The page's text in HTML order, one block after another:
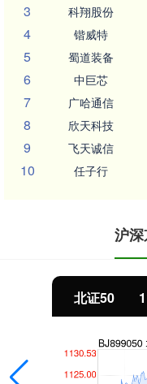
3 科翔股份
4 锴威特
5 蜀道装备
6 中巨芯
7 广哈通信
8 欣天科技
9 飞天诚信
10 任子行
沪
北证50